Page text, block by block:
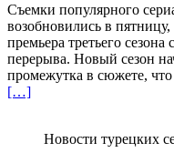
Съемки популярного
возобновились в
премьера третьего сезона
перерыва. Новый сезон
промежутка в сюжете,
[…]
Новости турецких